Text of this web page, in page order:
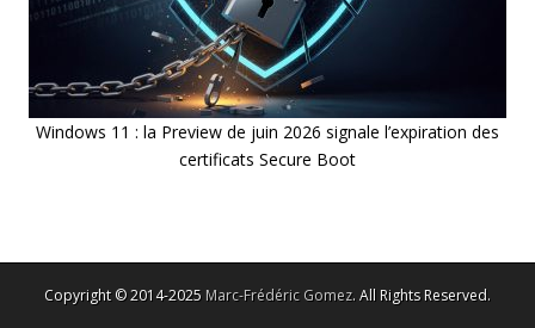
Windows 11 : la Preview de juin 2026 signale l’expiration des
certificats Secure Boot
Copyright © 2014-2025 Marc-Frédéric Gomez. All Rights Reserved.